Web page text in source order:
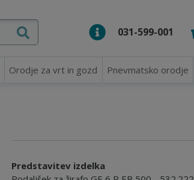
031-599-001
Orodje za vrt in gozd Pnevmatsko orodje
Predstavitev izdelka